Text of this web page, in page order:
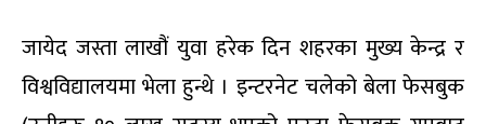
जायेद जस्ता लाखौं युवा हरेक दिन शहरका मुख्य केन्द्र र
विश्वविद्यालयमा भेला हुन्थे । इन्टरनेट चलेको बेला फेसबुक